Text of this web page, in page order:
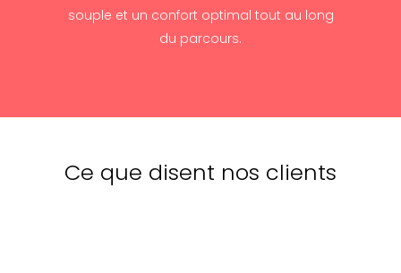
souple et un confort optimal tout au long
du parcours.
Ce que disent nos clients